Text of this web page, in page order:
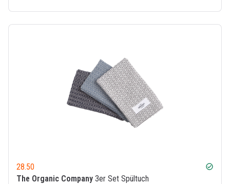
28.50 check_circle
The Organic Company 3er Set Spültuch